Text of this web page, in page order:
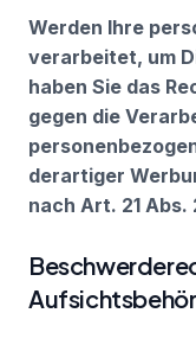
Werden Ihre
verarbeitet, um
haben Sie das
gegen die
derartiger
nach Art. 21 Abs.